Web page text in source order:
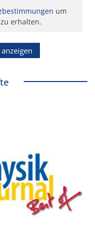
um
erhalten.